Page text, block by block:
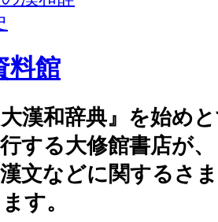
漢和辞典』を始め
する大修館書店が、
文などに関するさ
す。